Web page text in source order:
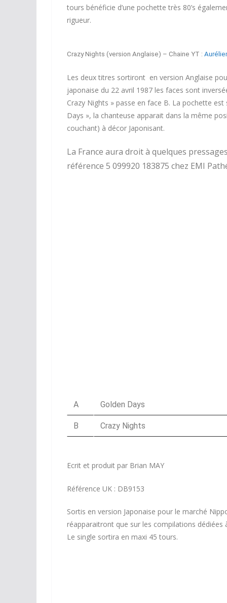
tours bénéficie d’une pochette très 80’s
rigueur.
Crazy Nights (version Anglaise) – Chaine YT :
Les deux titres sortiront en version Anglaise
japonaise du 22 avril 1987 les faces sont
Crazy Nights » passe en face B. La pochette
Days », la chanteuse apparait dans la même
couchant) à décor Japonisant.
La France aura droit à quelques
référence 5 099920 183875 chez EMI
A Golden Days
B Crazy Nights
Ecrit et produit par Brian MAY
Référence UK : DB9153
Sortis en version Japonaise pour le marché
réapparaitront que sur les compilations dédiées
Le single sortira en maxi 45 tours.